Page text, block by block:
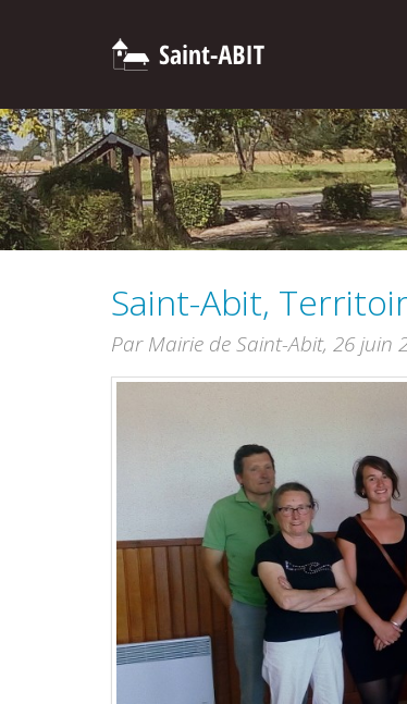
Saint-Abit,
Par Mairie de Saint-Abit, 26 juin